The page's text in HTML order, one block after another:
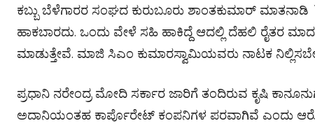
ಕಬ್ಬು ಬೆಳೆಗಾರರ ಸಂಘದ ಕುರುಬೂರು ಶಾಂತಕುಮಾರ್
ಹಾಕಬಾರದು. ಒಂದು ವೇಳೆ ಸಹಿ ಹಾಕಿದ್ದೆ ಆದಲ್ಲಿ ದೆಹಲಿ ರೈತರ
ಮಾಡುತ್ತೇವೆ. ಮಾಜಿ ಸಿಎಂ ಕುಮಾರಸ್ವಾಮಿಯವರು ನಾಟಕ
ಪ್ರಧಾನಿ ನರೇಂದ್ರ ಮೋದಿ ಸರ್ಕಾರ ಜಾರಿಗೆ ತಂದಿರುವ ಕೃಷಿ
ಅದಾನಿಯಂತಹ ಕಾರ್ಪೊರೇಟ್ ಕಂಪನಿಗಳ ಪರವಾಗಿವೆ ಎಂದು